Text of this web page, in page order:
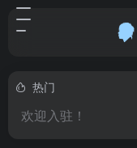
热门
欢迎入驻！